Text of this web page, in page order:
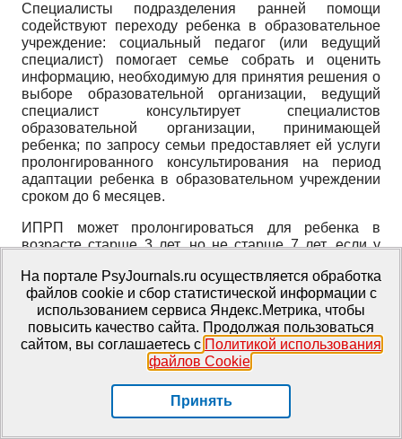
Специалисты подразделения ранней помощи
содействуют переходу ребенка в образовательное
учреждение: социальный педагог (или ведущий
специалист) помогает семье собрать и оценить
информацию, необходимую для принятия решения о
выборе образовательной организации, ведущий
специалист консультирует специалистов
образовательной организации, принимающей
ребенка; по запросу семьи предоставляет ей услуги
пролонгированного консультирования на период
адаптации ребенка в образовательном учреждении
сроком до 6 месяцев.
ИПРП может пролонгироваться для ребенка в
возрасте старше 3 лет, но не старше 7 лет, если у
жизнедеятельности, и он получает образование в
семье или в образовательной организации, но не
получает там необходимых услуг, или проживает в
учреждении для детей-сирот и детей, оставшихся без
попечения родителей.
Услуги ранней помощи
Среди услуг ранней помощи выделяются основные,
На портале PsyJournals.ru осуществляется обработка
файлов cookie и сбор статистической информации с
использованием сервиса Яндекс.Метрика, чтобы
повысить качество сайта. Продолжая пользоваться
сайтом, вы соглашаетесь с Политикой использования
файлов Cookie.
Принять